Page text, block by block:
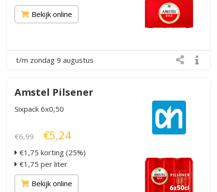
Bekijk online
t/m zondag 9 augustus
Amstel Pilsener
Sixpack 6x0,50
€6,99 €5,24
€1,75 korting (25%)
€1,75 per liter
Bekijk online